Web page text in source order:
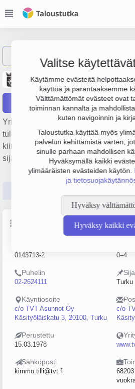
Valitse
Käytämme evästeitä
käyttöä ja parantaaksemme
Välttämättömät evästeet ovat
toiminnan kannalta ja
kuten navigoinnin ja
Taloustutka käyttää myös
palvelun kehittämistä varten,
sinulle parhaan mahdollisen
Hyväksymällä kaikki
ylimääräisten evästeiden käytön.
ja
Hyväksy
Hyväksy kaikki
Kiinteistö Oy
Raportit
Yrityksen Kiinteistö Oy Vähähuhko
tulos -32 000 € ja henkilöstömäärä
kiinteistöjen vuokraus ja hallinta,
sijainti Turku. Yrityksen yhtiömuoto
0143713-2 0–4
Puhelin
02-2624111 Turku
Käyntiosoite
c/o TVT Asunnot Oy
Käsityöläiskatu 3, 20100, Turku
c/o
Perustettu
15.03.1978
Sähköposti
kimmo.tilli@tvt.fi